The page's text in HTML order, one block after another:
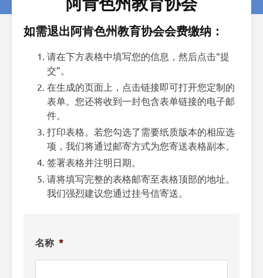
如需退出阿肯色州教育协会会费缴纳：
请在下方表格中填写您的信息，然后点击“提
交”。
在生成的页面上，点击链接即可打开您定制的
表单。您还将收到一封包含表单链接的电子邮
件。
打印表格。若您勾选了需要纸质版本的相应选
项，我们将通过邮寄方式为您寄送表格副本。
签署表格并注明日期。
请将填写完整的表格邮寄至表格顶部的地址。
我们强烈建议您通过挂号信寄送。
名称 *